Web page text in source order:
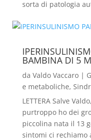
sorta di patologia
BAMBINA DI 5
da Valdo Vaccaro|
e metaboliche,
LETTERA Salve
purtroppo ho dei
piccolina nata il 13
sintomi ci rechiamo